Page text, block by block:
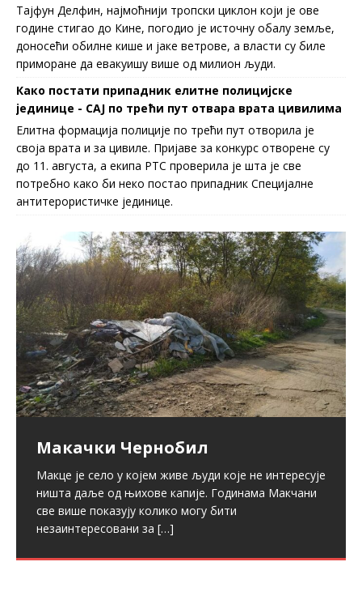
Тајфун Делфин, најмоћнији тропски циклон који је ове
године стигао до Кине, погодио је источну обалу земље,
доносећи обилне кише и јаке ветрове, а власти су биле
приморане да евакуишу више од милион људи.
Како постати припадник елитне полицијске
јединице - СAJ по трећи пут отвара врата цивилима
Елитна формација полиције по трећи пут отворила је
своја врата и за цивиле. Пријаве за конкурс отворене су
до 11. августа, а екипа РТС проверила је шта је све
потребно како би неко постао припадник Специјалне
антитерористичке јединице.
Макачки Чернобил
Макце је село у којем живе људи које не интересује
ништа даље од њихове капије. Годинама Макчани
све више показују колико могу бити
незаинтересовани за […]
Ђовинко из Макца
Da li ste čuli za Makce? Ja priznajem nisam a da li je
trebalo da čujem – po onome što smo tamo zabeležili
Selo celo na internet selo
Zašto je Makce kod Velikog Gradišta poznatije u Evropi
mreži mogu se pročitati sveže seoske[…]